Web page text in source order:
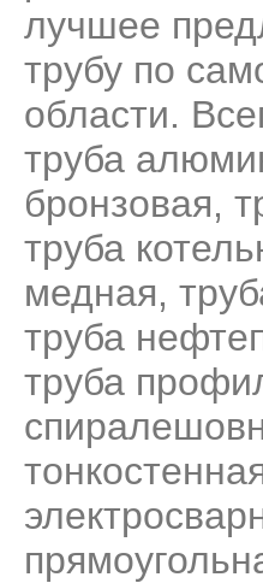
лучшее
трубу по
области.
труба
бронзовая,
труба
медная,
труба
труба